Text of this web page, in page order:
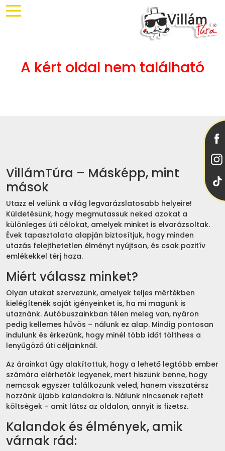
A kért oldal nem található
VillámTúra – Másképp, mint
mások
Utazz el velünk a világ legvarázslatosabb helyeire!
Küldetésünk, hogy megmutassuk neked azokat a
különleges úti célokat, amelyek minket is elvarázsoltak.
Évek tapasztalata alapján biztosítjuk, hogy minden
utazás felejthetetlen élményt nyújtson, és csak pozitív
emlékekkel térj haza.
Miért válassz minket?
Olyan utakat szervezünk, amelyek teljes mértékben
kielégítenék saját igényeinket is, ha mi magunk is
utaznánk. Autóbuszainkban télen meleg van, nyáron
pedig kellemes hűvös – nálunk ez alap. Mindig pontosan
indulunk és érkezünk, hogy minél több időt tölthess a
lenyűgöző úti céljainknál.
Az árainkat úgy alakítottuk, hogy a lehető legtöbb ember
számára elérhetők legyenek, mert hiszünk benne, hogy
nemcsak egyszer találkozunk veled, hanem visszatérsz
hozzánk újabb kalandokra is. Nálunk nincsenek rejtett
költségek – amit látsz az oldalon, annyit is fizetsz.
Kalandok és élmények, amik
várnak rád: